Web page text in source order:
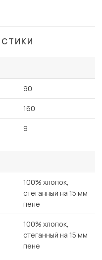
90
160
9
100% хлопок,
стеганный на 15 мм
пене
100% хлопок,
стеганный на 15 мм
пене